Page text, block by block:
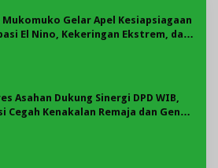
Mukomuko Gelar Apel Kesiapsiagaan
El Nino, Kekeringan Ekstrem, dan
Asahan Dukung Sinergi DPD WIB,
Cegah Kenakalan Remaja dan Geng